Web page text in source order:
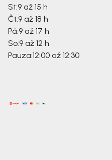
St:9 až 15 h
Čt:9 až 18 h
Pá:9 až 17 h
So:9 až 12 h
Pauza:12:00 až 12:30